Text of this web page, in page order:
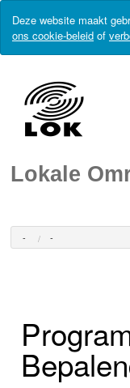
Deze website maakt
ons cookie-beleid of
Lokale
- -
Login
Home